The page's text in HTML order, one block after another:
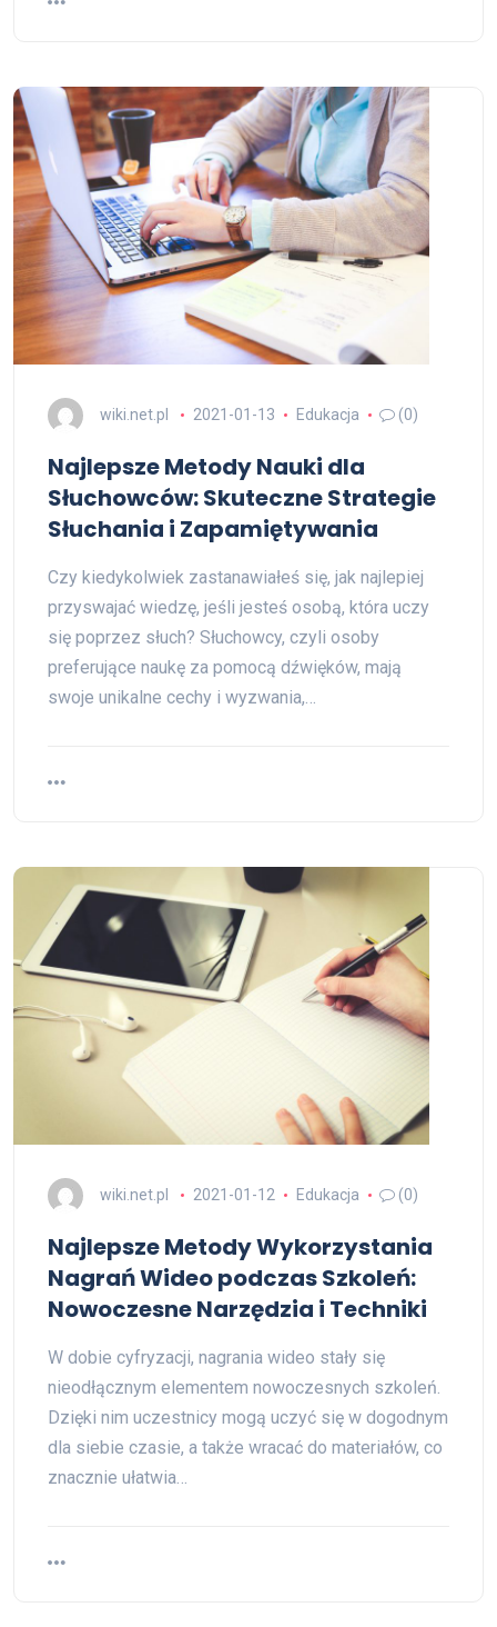
wiki.net.pl 2021-01-13 Edukacja (0)
Najlepsze Metody Nauki dla
Słuchowców: Skuteczne Strategie
Słuchania i Zapamiętywania
Czy kiedykolwiek zastanawiałeś się, jak najlepiej
przyswajać wiedzę, jeśli jesteś osobą, która uczy
się poprzez słuch? Słuchowcy, czyli osoby
preferujące naukę za pomocą dźwięków, mają
swoje unikalne cechy i wyzwania,…
wiki.net.pl 2021-01-12 Edukacja (0)
Najlepsze Metody Wykorzystania
Nagrań Wideo podczas Szkoleń:
Nowoczesne Narzędzia i Techniki
W dobie cyfryzacji, nagrania wideo stały się
nieodłącznym elementem nowoczesnych szkoleń.
Dzięki nim uczestnicy mogą uczyć się w dogodnym
dla siebie czasie, a także wracać do materiałów, co
znacznie ułatwia…